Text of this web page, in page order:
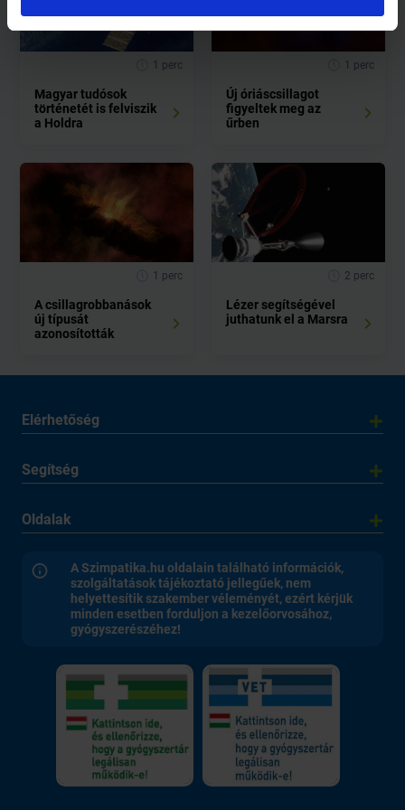
1 perc
Magyar tudósok
történetét is felviszik
a Holdra
1 perc
Új óriáscsillagot
figyeltek meg az
űrben
1 perc
A csillagrobbanások
új típusát
azonosították
2 perc
Lézer segítségével
juthatunk el a Marsra
Elérhetőség
Segítség
Oldalak
A Szimpatika.hu oldalain található információk,
szolgáltatások tájékoztató jellegűek, nem
helyettesítik szakember véleményét, ezért kérjük
minden esetben forduljon a kezelőorvosához,
gyógyszerészéhez!